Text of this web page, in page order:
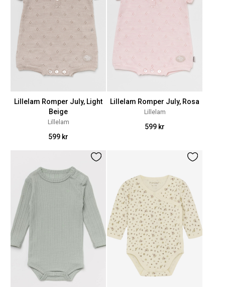
Lillelam Romper July, Light
Beige
Lillelam
599 kr
Lillelam Romper July, Rosa
Lillelam
599 kr